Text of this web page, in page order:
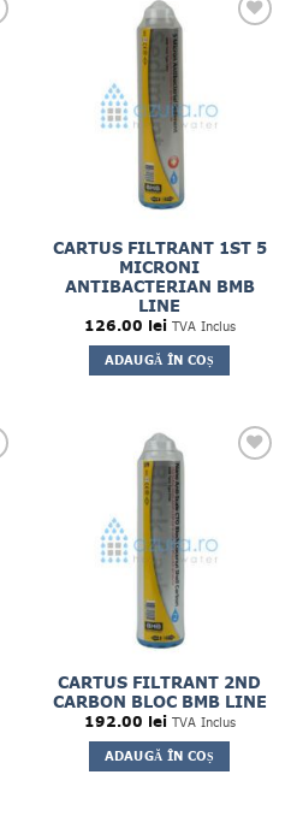
CARTUS FILTRANT 1ST 5
MICRONI
ANTIBACTERIAN BMB
LINE
126.00 lei TVA Inclus
ADAUGĂ ÎN COȘ
CARTUS FILTRANT 2ND
CARBON BLOC BMB LINE
192.00 lei TVA Inclus
ADAUGĂ ÎN COȘ